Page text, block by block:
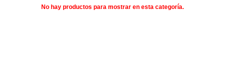
No hay productos para mostrar en esta categoría.